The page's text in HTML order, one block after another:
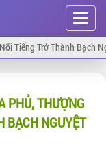
Hiện
menu
Tiếng Trở Thành Bạch
PHỦ, THƯỢNG
BẠCH NGUYỆT